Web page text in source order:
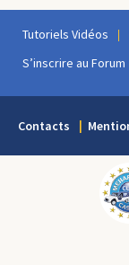
Tutoriels Vidéos
S’inscrire au Forum
Contacts